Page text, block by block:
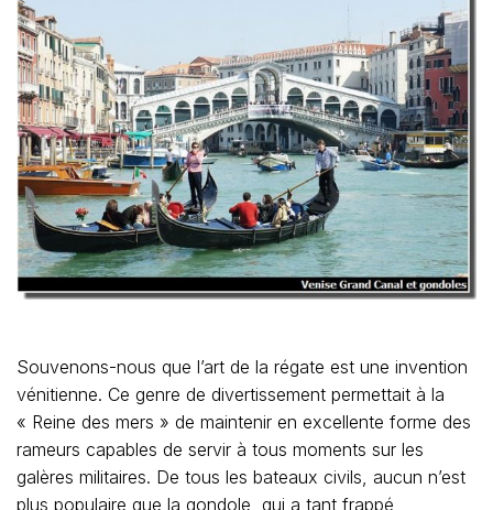
Souvenons-nous que l’art de la régate est une invention
vénitienne. Ce genre de divertissement permettait à la
« Reine des mers » de maintenir en excellente forme des
rameurs capables de servir à tous moments sur les
galères militaires. De tous les bateaux civils, aucun n’est
plus populaire que la gondole, qui a tant frappé